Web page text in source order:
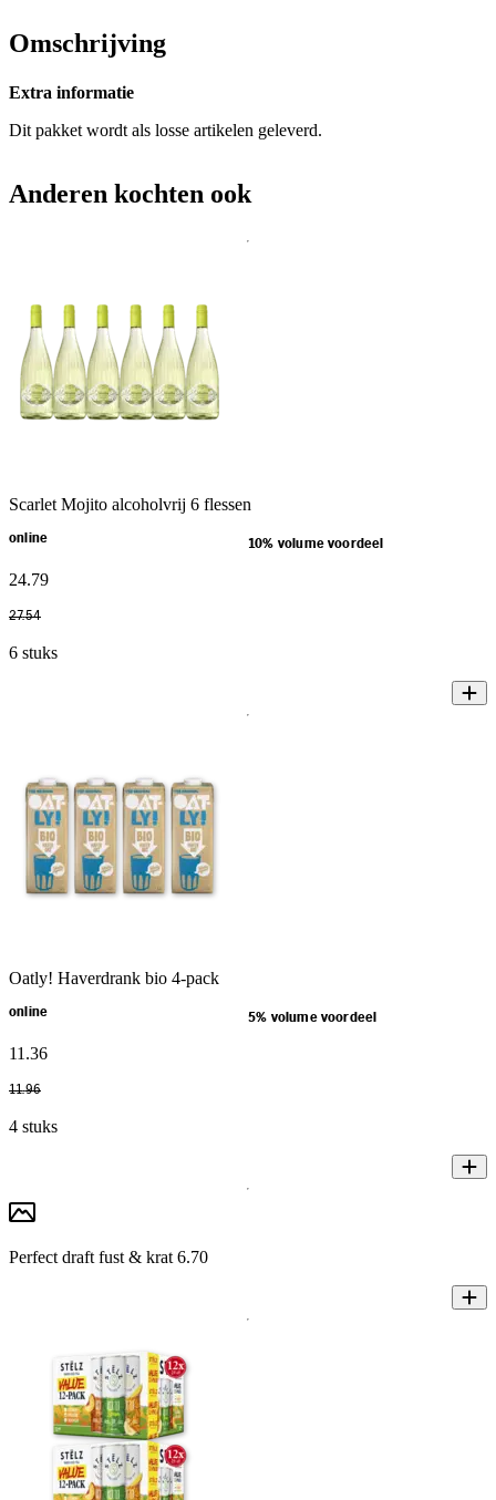
Omschrijving
Extra informatie
Dit pakket wordt als losse artikelen geleverd.
Anderen kochten ook
Scarlet Mojito alcoholvrij 6 flessen
online 10% volume voordeel
24.79
27.54
6 stuks
Oatly! Haverdrank bio 4-pack
online 5% volume voordeel
11 .36
11.96
4 stuks
Perfect draft fust & krat 6.70